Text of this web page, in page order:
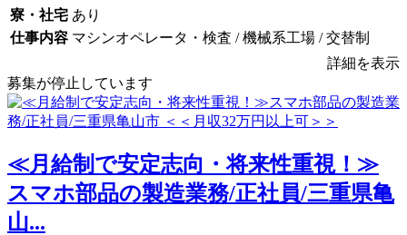
寮・社宅 あり
仕事内容 マシンオペレータ・検査 / 機械系工場 / 交替制
詳細を表示
募集が停止しています
≪月給制で安定志向・将来性重視！≫
スマホ部品の製造業務/正社員/三重県亀
山...